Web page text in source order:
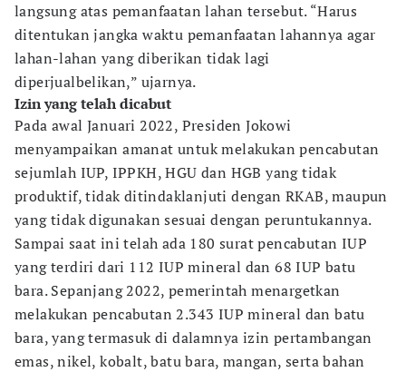
langsung atas pemanfaatan lahan tersebut. “Harus
ditentukan jangka waktu pemanfaatan lahannya agar
lahan-lahan yang diberikan tidak lagi
diperjualbelikan,” ujarnya.
Izin yang telah dicabut
Pada awal Januari 2022, Presiden Jokowi
menyampaikan amanat untuk melakukan pencabutan
sejumlah IUP, IPPKH, HGU dan HGB yang tidak
produktif, tidak ditindaklanjuti dengan RKAB, maupun
yang tidak digunakan sesuai dengan peruntukannya.
Sampai saat ini telah ada 180 surat pencabutan IUP
yang terdiri dari 112 IUP mineral dan 68 IUP batu
bara. Sepanjang 2022, pemerintah menargetkan
melakukan pencabutan 2.343 IUP mineral dan batu
bara, yang termasuk di dalamnya izin pertambangan
emas, nikel, kobalt, batu bara, mangan, serta bahan